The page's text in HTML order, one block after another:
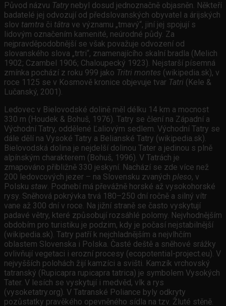
Původ názvu Tatrynebyl dosud jednoznačně objasněn. Někteří
badatelé jej odvozují od předslovanských obyvatel a árijských
slov tamtra či tâtra ve významu „tmavý“, jiní jej spojují s
lidovým označením kamenité, neúrodné půdy. Za
nejpravděpodobnější se však považuje odvození od
slovanského slova „trtri“, znamenajícího skalní bradla (Melich
1902; Czambel 1906; Chaloupecký 1923). Nejstarší písemná
zmínka pochází z roku 999 jako Tritri montes (wikipedia.sk), v
roce 1125 se v Kosmově kronice objevuje tvar Tatri (Kele &
Lučanský, 2001).
Ledovec v Bielovodské dolině měl délku 14 km a mocnost
330 m (Houdek & Bohuš, 1976). Tatry se člení na Západní a
Východní Tatry, oddělené Ľaliovým sedlem. Východní Tatry se
dále dělí na Vysoké Tatry a Belianské Tatry (wikipedia.sk).
Bielovodská dolina je nejdelší dolinou Tater a jedinou s plně
alpínským charakterem (Bohuš, 1996). V Tatrách je
zmapováno přibližně 330 jeskyní. Nachází se zde více než
200 ledovcových jezer – na Slovensku zvaných pleso, v
Polsku staw. Podnebí má převážně horské až vysokohorské
rysy. Sněhová pokrývka trvá 180–250 dní ročně a silný vítr
vane až 300 dní v roce. Na jižní straně se často vyskytují
padavé větry, které způsobují rozsáhlé polomy. Nejvhodnějším
obdobím pro turistiku je podzim, kdy je počasí nejstabilnější
(wikipedia.sk). Tatry patří k nejchladnějším a nejvlhčím
oblastem Slovenska i Polska. Časté deště a sněhové srážky
ovlivňují vegetaci i erozní procesy (ecopotential-project.eu). V
nejvyšších polohách žijí kamzíci a svišti. Kamzík vrchovský
tatranský (Rupicapra rupicapra tatrica) je symbolem Vysokých
Tater. V lesích se vyskytují i medvěd, vlk a rys
(vysoketatry.org). V Tatranské Poliance byly odkryty
pozůstatky pravěkého opevněného sídla na tzv. Žluté stěně.